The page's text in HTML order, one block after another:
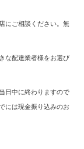
にご相談ください。無
な配達業者様をお選び
日中に終わりますので
には現金振り込みのお